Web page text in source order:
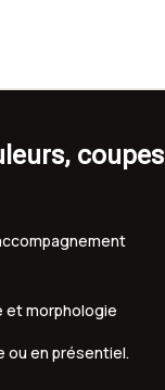
coupes
et morphologie
ou en présentiel.